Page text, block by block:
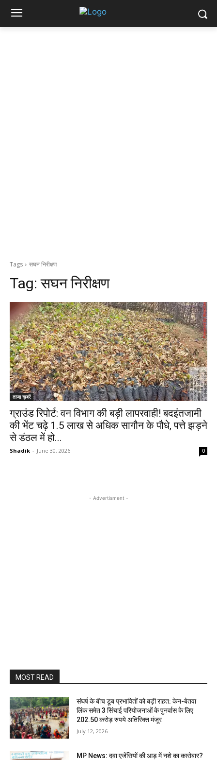
Tags सघन निरीक्षण
Tag:सघन निरीक्षण
ताजा ख़बरें
ग्राउंड रिपोर्ट: वन विभाग की बड़ी लापरवाही! बदइंतजामी
की भेंट चढ़े 1.5 लाख से अधिक सागौन के पौधे, पत्ते झड़ने
से डंठल में हो...
Shadik - June 30, 2026 0
- Advertisment -
MOST READ
संघर्ष के बीच डूब प्रभावितों को बड़ी राहत: केन-बेतवा
लिंक समेत 3 सिंचाई परियोजनाओं के पुनर्वास के लिए
202.50 करोड़ रुपये अतिरिक्त मंजूर
July 12, 2026
MP News: दवा एजेंसियों की आड़ में नशे का कारोबार?